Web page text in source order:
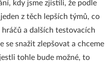
kdy jsme zjistili, že podle
z těch lepších týmů, co
a dalších testovacích
se snažit zlepšovat a chceme
tohle bude možné, to